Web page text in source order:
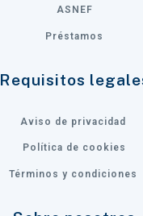
ASNEF
Préstamos
Requisitos
Aviso de privacidad
Política de cookies
Términos y condiciones